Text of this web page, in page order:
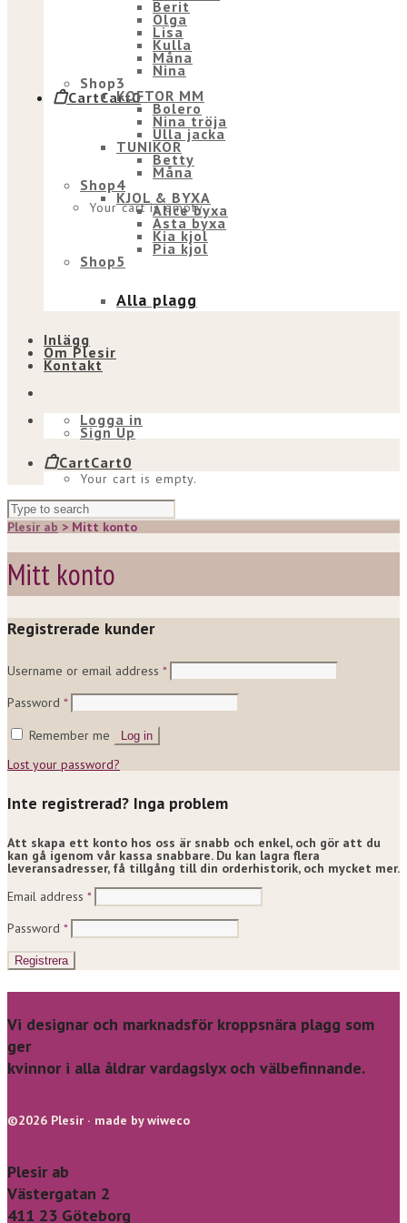
CartCart0
Your cart is empty.
Berit
Olga
Lisa
Kulla
Måna
Nina
Shop3
KOFTOR MM
Bolero
Nina tröja
Ulla jacka
TUNIKOR
Betty
Måna
Shop4
KJOL & BYXA
Alice byxa
Asta byxa
Kia kjol
Pia kjol
Shop5
Alla plagg
Inlägg
Om Plesir
Kontakt
Logga in
Sign Up
CartCart0
Your cart is empty.
Plesir ab > Mitt konto
Mitt konto
Registrerade kunder
Username or email address *
Password *
Remember me
Log in
Lost your password?
Inte registrerad? Inga problem
Att skapa ett konto hos oss är snabb och enkel, och gör att du
kan gå igenom vår kassa snabbare. Du kan lagra flera
leveransadresser, få tillgång till din orderhistorik, och mycket mer.
Email address *
Password *
Registrera
Vi designar och marknadsför kroppsnära plagg som
ger
kvinnor i alla åldrar vardagslyx och välbefinnande.
©2026 Plesir · made by wiweco
Plesir ab
Västergatan 2
411 23 Göteborg